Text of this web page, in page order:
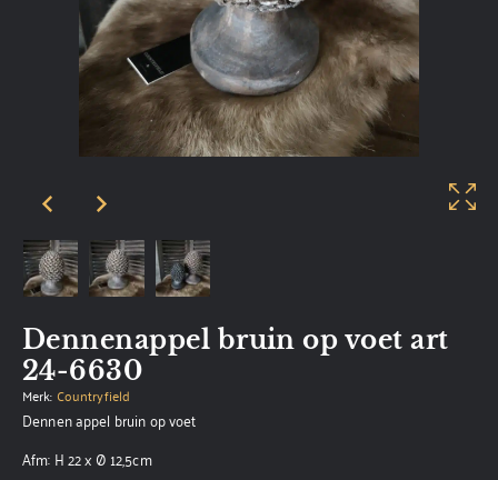
Dennenappel bruin op voet art
24-6630
Merk: Countryfield
Dennen appel bruin op voet
Afm: H 22 x Ø 12,5cm